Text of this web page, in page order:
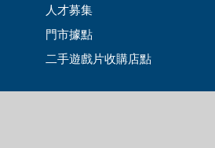
人才募集
門市據點
二手遊戲片收購店點